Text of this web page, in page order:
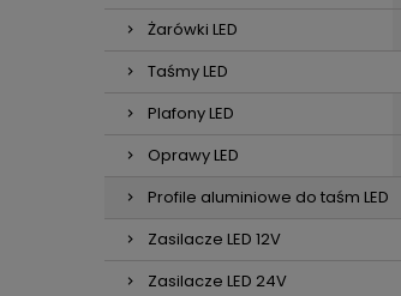
Żarówki LED
Taśmy LED
Plafony LED
Oprawy LED
Profile aluminiowe do taśm LED
Zasilacze LED 12V
Zasilacze LED 24V